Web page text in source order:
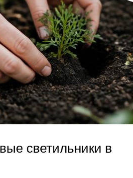
светильники в